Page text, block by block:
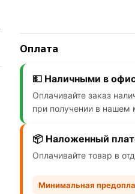
Оплата
💵 Наличными в
Оплачивайте заказ
при получении в нашем
📦 Наложенный
Оплачивайте товар в
Минимальная